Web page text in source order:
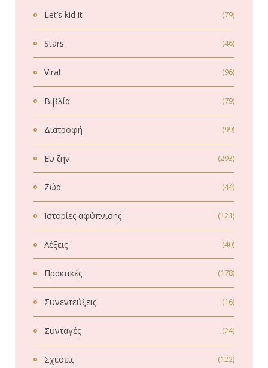
Let’s kid it (79)
Stars (46)
Viral (96)
Βιβλία (79)
Διατροφή (99)
Ευ ζην (293)
Ζώα (44)
Ιστορίες αφύπνισης (121)
Λέξεις (40)
Πρακτικές (178)
Συνεντεύξεις (16)
Συνταγές (24)
Σχέσεις (122)